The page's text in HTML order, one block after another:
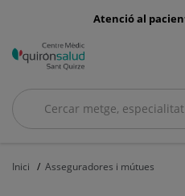
menu-
Atenció al
Cercar
Cercar
Inici Asseguradores i mútues